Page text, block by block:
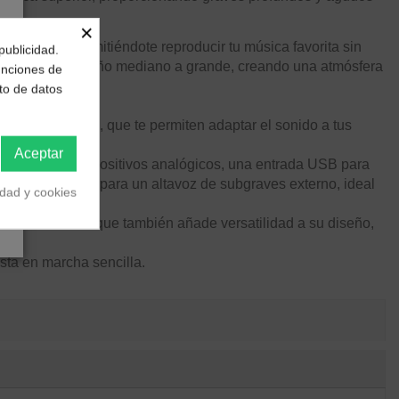
permitiéndote reproducir tu música favorita sin
de tamaño mediano a grande, creando una atmósfera
y graves, que te permiten adaptar el sonido a tus
para dispositivos analógicos, una entrada USB para
dedicada para un altavoz de subgraves externo, ideal
sino que también añade versatilidad a su diseño,
en marcha sencilla.
×
de
de datos
Aceptar
y cookies